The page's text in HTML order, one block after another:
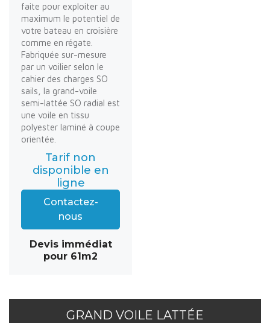
faite pour exploiter au
maximum le potentiel de
votre bateau en croisière
comme en régate.
Fabriquée sur-mesure
par un voilier selon le
cahier des charges SO
sails, la grand-voile
semi-lattée SO radial est
une voile en tissu
polyester laminé à coupe
orientée.
Tarif non
disponible en
ligne
Contactez-
nous
Devis immédiat
pour 61m2
GRAND VOILE LATTÉE